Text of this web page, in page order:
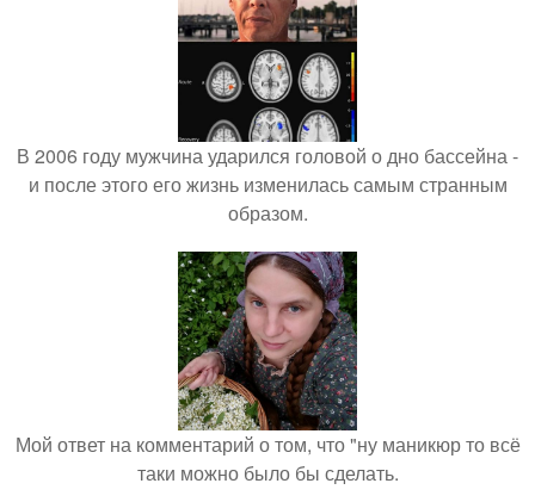
В 2006 году мужчина ударился головой о дно бассейна -
и после этого его жизнь изменилась самым странным
образом.
Мой ответ на комментарий о том, что "ну маникюр то всё
таки можно было бы сделать.